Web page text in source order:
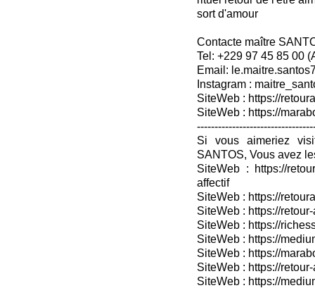
sort d'amour
Contacte maître
Tel: +229 97 45 85 00
Email:
Instagram :
SiteWeb : https://
SiteWeb : https://
Si vous aimeriez
SANTOS, Vous avez
SiteWeb : https://
affectif
SiteWeb : https://
SiteWeb : https://
SiteWeb : https://
SiteWeb : https://
SiteWeb : https://
SiteWeb : https://
SiteWeb : https://